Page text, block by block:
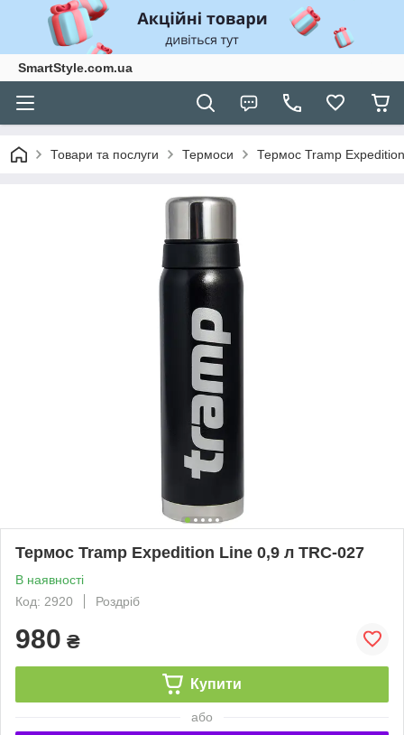
SmartStyle.com.ua
Товари та послуги Термоси Термос Tramp
Термос Tramp Expedition Line 0,9 л TRC-027
В наявності
Код: 2920
Роздріб
980 ₴
Купити
або